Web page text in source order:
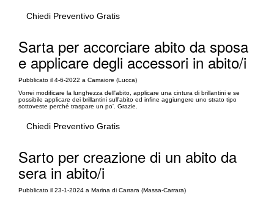
Chiedi Preventivo Gratis
Sarta per accorciare abito da sposa
e applicare degli accessori in abito/i
Pubblicato il 4-6-2022 a Camaiore (Lucca)
Vorrei modificare la lunghezza dell'abito, applicare una cintura di brillantini e se
possibile applicare dei brillantini sull'abito ed infine aggiungere uno strato tipo
sottoveste perché traspare un po'. Grazie.
Chiedi Preventivo Gratis
Sarto per creazione di un abito da
sera in abito/i
Pubblicato il 23-1-2024 a Marina di Carrara (Massa-Carrara)